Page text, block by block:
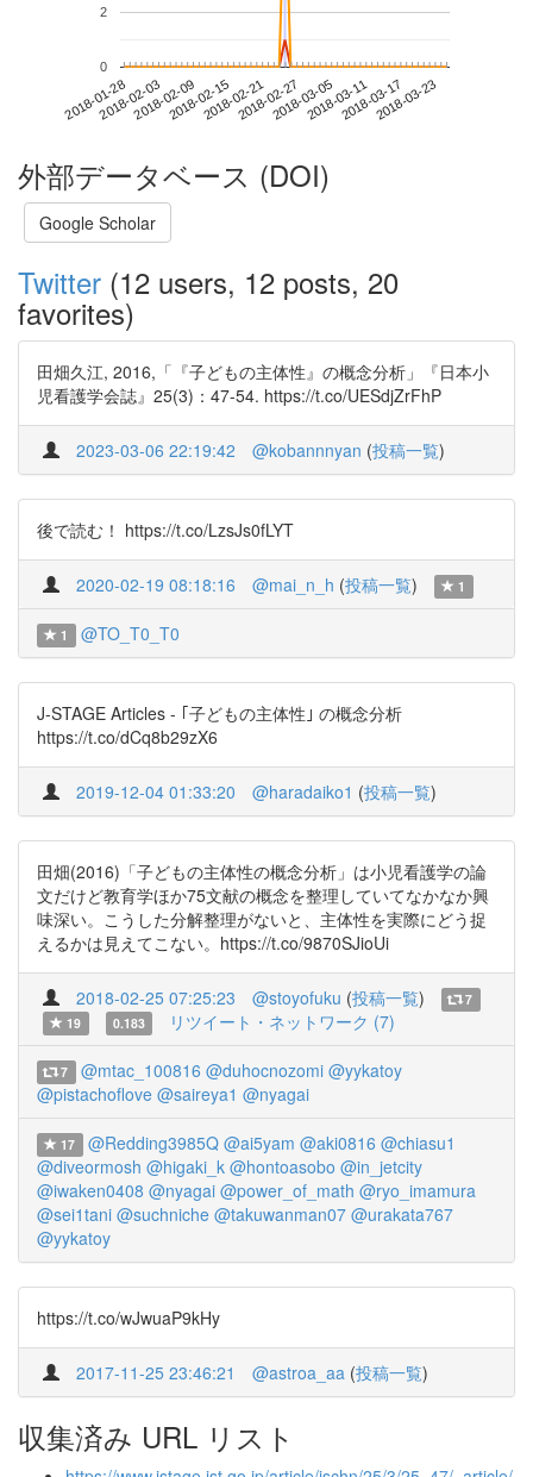
2018-01-282018-02-032018-02-092018-02-152018-02-212018-02-272018-03-052018-03-112018-03-172018-03-23
0
2
外部データベース (DOI)
Google Scholar
Twitter (12 users, 12 posts, 20
favorites)
田畑久江, 2016,「『子どもの主体性』の概念分析」『日本小
児看護学会誌』25(3)：47-54. https://t.co/UESdjZrFhP
2023-03-06 22:19:42 @kobannnyan (投稿一覧)
後で読む！ https://t.co/LzsJs0fLYT
2020-02-19 08:18:16 @mai_n_h (投稿一覧) 1
1 @TO_T0_T0
J-STAGE Articles - ｢子どもの主体性｣ の概念分析
https://t.co/dCq8b29zX6
2019-12-04 01:33:20 @haradaiko1 (投稿一覧)
田畑(2016)「子どもの主体性の概念分析」は小児看護学の論
文だけど教育学ほか75文献の概念を整理していてなかなか興
味深い。こうした分解整理がないと、主体性を実際にどう捉
えるかは見えてこない。https://t.co/9870SJioUi
2018-02-25 07:25:23 @stoyofuku (投稿一覧)
7
19
0.183 リツイート・ネットワーク (7)
7 @mtac_100816 @duhocnozomi @yykatoy
@pistachoflove @saireya1 @nyagai
17 @Redding3985Q @ai5yam @aki0816 @chiasu1
@diveormosh @higaki_k @hontoasobo @in_jetcity
@iwaken0408 @nyagai @power_of_math @ryo_imamura
@sei1tani @suchniche @takuwanman07 @urakata767
@yykatoy
https://t.co/wJwuaP9kHy
2017-11-25 23:46:21 @astroa_aa (投稿一覧)
収集済み URL リスト